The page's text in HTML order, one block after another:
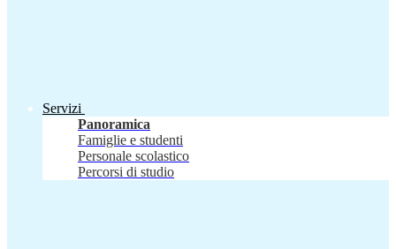
Servizi
Panoramica
Famiglie e studenti
Personale scolastico
Percorsi di studio